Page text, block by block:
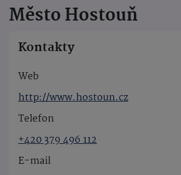
Město Hostouň
Kontakty
Web
http://www.hostoun.cz
Telefon
+420 379 496 112
E-mail